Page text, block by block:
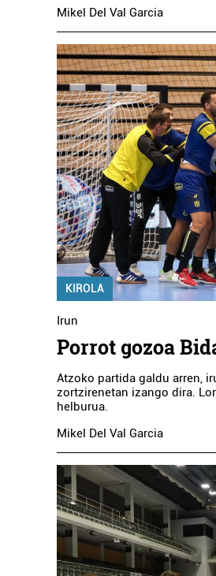
Mikel Del Val Garcia
KIROLA
Irun
Porrot gozoa
Atzoko partida galdu arren,
zortzirenetan izango dira.
helburua.
Mikel Del Val Garcia
Belar dendak